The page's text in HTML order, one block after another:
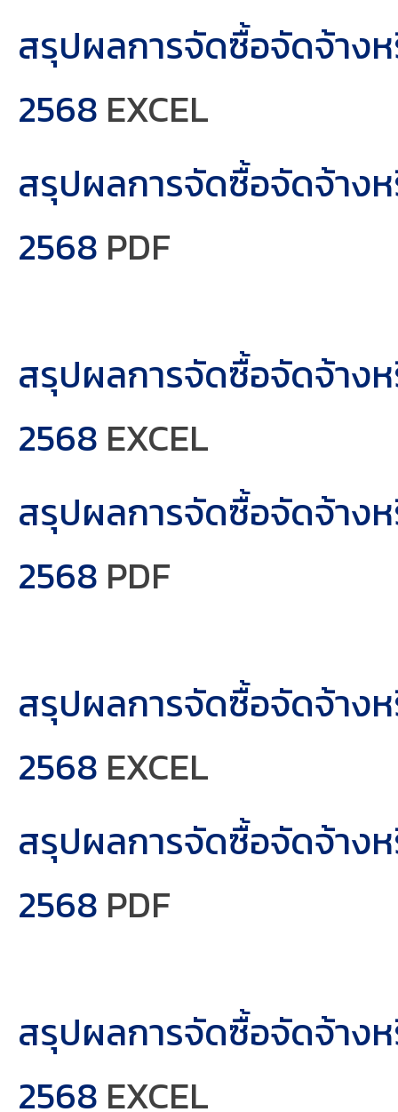
สรุปผลการจัดซื้อจัดจ้าง
2568 EXCEL
สรุปผลการจัดซื้อจัดจ้าง
2568 PDF
สรุปผลการจัดซื้อจัดจ้าง
2568 EXCEL
สรุปผลการจัดซื้อจัดจ้าง
2568 PDF
สรุปผลการจัดซื้อจัดจ้าง
2568 EXCEL
สรุปผลการจัดซื้อจัดจ้าง
2568 PDF
สรุปผลการจัดซื้อจัดจ้าง
2568 EXCEL